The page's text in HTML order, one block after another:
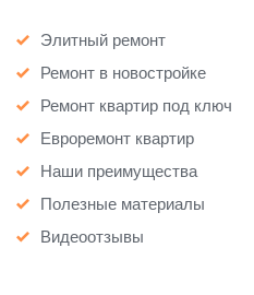
Элитный ремонт
Ремонт в новостройке
Ремонт квартир под ключ
Евроремонт квартир
Наши преимущества
Полезные материалы
Видеоотзывы